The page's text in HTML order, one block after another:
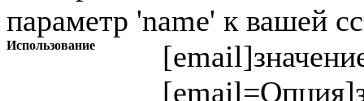
параметр 'name' к вашей
Использование [email]
[email=Опция]